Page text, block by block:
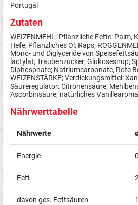
Portugal
Zutaten
WEIZENMEHL; Pflanzliche Fette: Palm,
Hefe; Pflanzliches Öl: Raps;
Mono- und Diglyceride von
lactylat; Traubenzucker; Glukosesirup;
Diphosphate; Natriumcarbonate, Rote
WEIZENSTÄRKE; Verdickungsmittel:
Säureregulator: Citronensäure;
Ascorbinsäure; natürliches
Nährwerttabelle
Nährwerte
Energie
Fett
davon ges. Fettsäuren